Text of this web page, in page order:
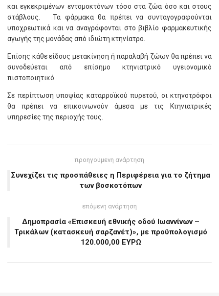
και εγκεκριμένων εντομοκτόνων τόσο στα ζώα όσο και στους
στάβλους. Τα φάρμακα θα πρέπει να συνταγογραφούνται
υποχρεωτικά και να αναγράφονται στο βιβλίο φαρμακευτικής
αγωγής της μονάδας από ιδιώτη κτηνίατρο.
Επίσης κάθε είδους μετακίνηση ή παραλαβή ζώων θα πρέπει να
συνοδεύεται από επίσημο κτηνιατρικό υγειονομικό
πιστοποιητικό.
Σε περίπτωση υποψίας καταρροϊκού πυρετού, οι κτηνοτρόφοι
θα πρέπει να επικοινωνούν άμεσα με τις Κτηνιατρικές
υπηρεσίες της περιοχής τους.
προηγούμενη ανάρτηση
Συνεχίζει τις προσπάθειες η Περιφέρεια για το ζήτημα
των βοσκοτόπων
επόμενη ανάρτηση
Δημοπρασία «Επισκευή εθνικής οδού Ιωαννίνων –
Τρικάλων (κατασκευή σαρζανέτ)», με προϋπολογισμό
120.000,00 ΕΥΡΩ